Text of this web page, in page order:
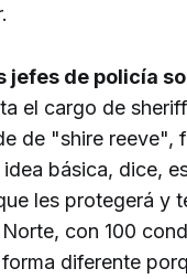
jefes de policía
el cargo de
de "shire reeve",
básica, dice,
les protegerá y
con 100
diferente